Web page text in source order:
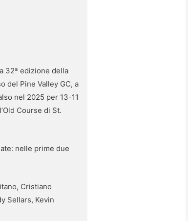
32ª edizione della
del Pine Valley GC, a
nel 2025 per 13-11
Course di St.
nelle prime due
Cristiano
Sellars, Kevin